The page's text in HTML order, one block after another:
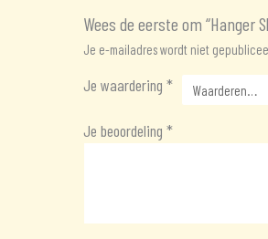
Wees de eerste om “Hanger
Je e-mailadres wordt niet
Je waardering*
Je beoordeling*